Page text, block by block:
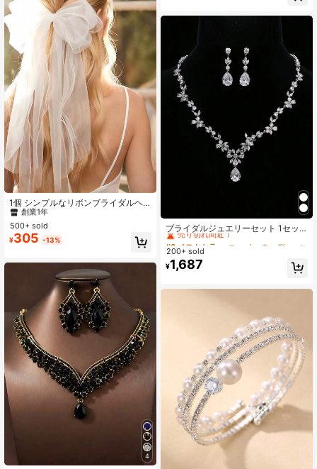
ーなし
1個 シンプルなリボンブライダルヘ
アクリップ
#4 ベストセラー
アイロン ブライダルヘッドウェア
創業1年
#4 ベストセラー
創業1年
#4 ベストセラー
創業1年
#4 ベストセラー
アイロン ブライダルヘッドウェア
500+ sold
¥305 -13%
4
ブライダルジュエリーセット 1セッ
ト、リーフペンダントネックレスと
ピアスが含まれ、ファッションパー
ティーや正式な機会、ハロウィンに
適しています
売り切れ間近！
#3 ベストセラー
売り切れ間近！
#3 ベストセラー
売り切れ間近！
#3 ベストセラー
コッパー ウェディングファッションジュエリー
200+ sold
¥1,687